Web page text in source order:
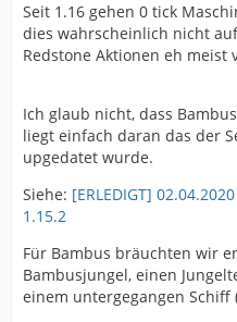
Seit 1.16 gehen 0 tick
dies wahrscheinlich nicht
Redstone Aktionen eh meist
Ich glaub nicht, dass
liegt einfach daran das der
upgedatet wurde.
Siehe: [ERLEDIGT]
1.15.2
Für Bambus bräuchten wir
Bambusjungel, einen
einem untergegangen Schiff